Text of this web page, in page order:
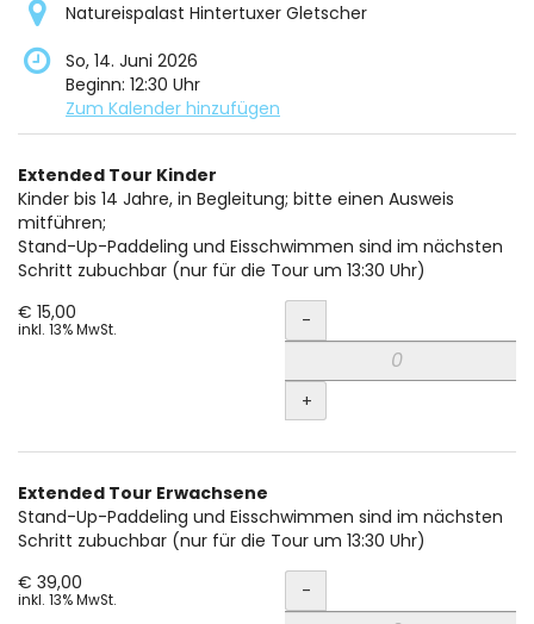
Natureispalast Hintertuxer Gletscher
So, 14. Juni 2026
Beginn: 12:30 Uhr
Zum Kalender hinzufügen
Produkte
Unkategorisierte
Produkte
Extended Tour Kinder
Kinder bis 14 Jahre, in Begleitung; bitte einen Ausweis
mitführen;
Stand-Up-Paddeling und Eisschwimmen sind im nächsten
Schritt zubuchbar (nur für die Tour um 13:30 Uhr)
€ 15,00
inkl. 13% MwSt. Menge
-
+
Extended Tour Erwachsene
Stand-Up-Paddeling und Eisschwimmen sind im nächsten
Schritt zubuchbar (nur für die Tour um 13:30 Uhr)
€ 39,00
inkl. 13% MwSt. Menge
-